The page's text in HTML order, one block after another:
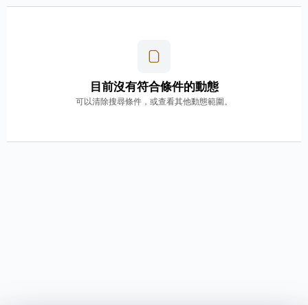
目前沒有符合條件的動態
可以清除搜尋條件，或查看其他動態範圍。